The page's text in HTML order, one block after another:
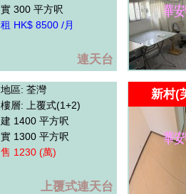
實 300 平方呎
租 HK$ 8500 /月
連天台
地區: 荃灣
樓層: 上覆式(1+2)
建 1400 平方呎
實 1300 平方呎
售 1230 (萬)
上覆式連天台
新村(